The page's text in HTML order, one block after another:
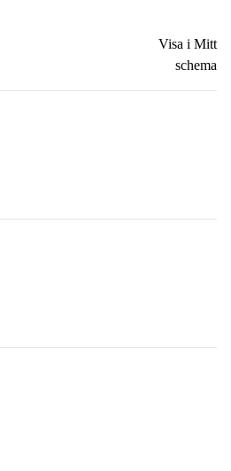
Visa i Mitt
schema